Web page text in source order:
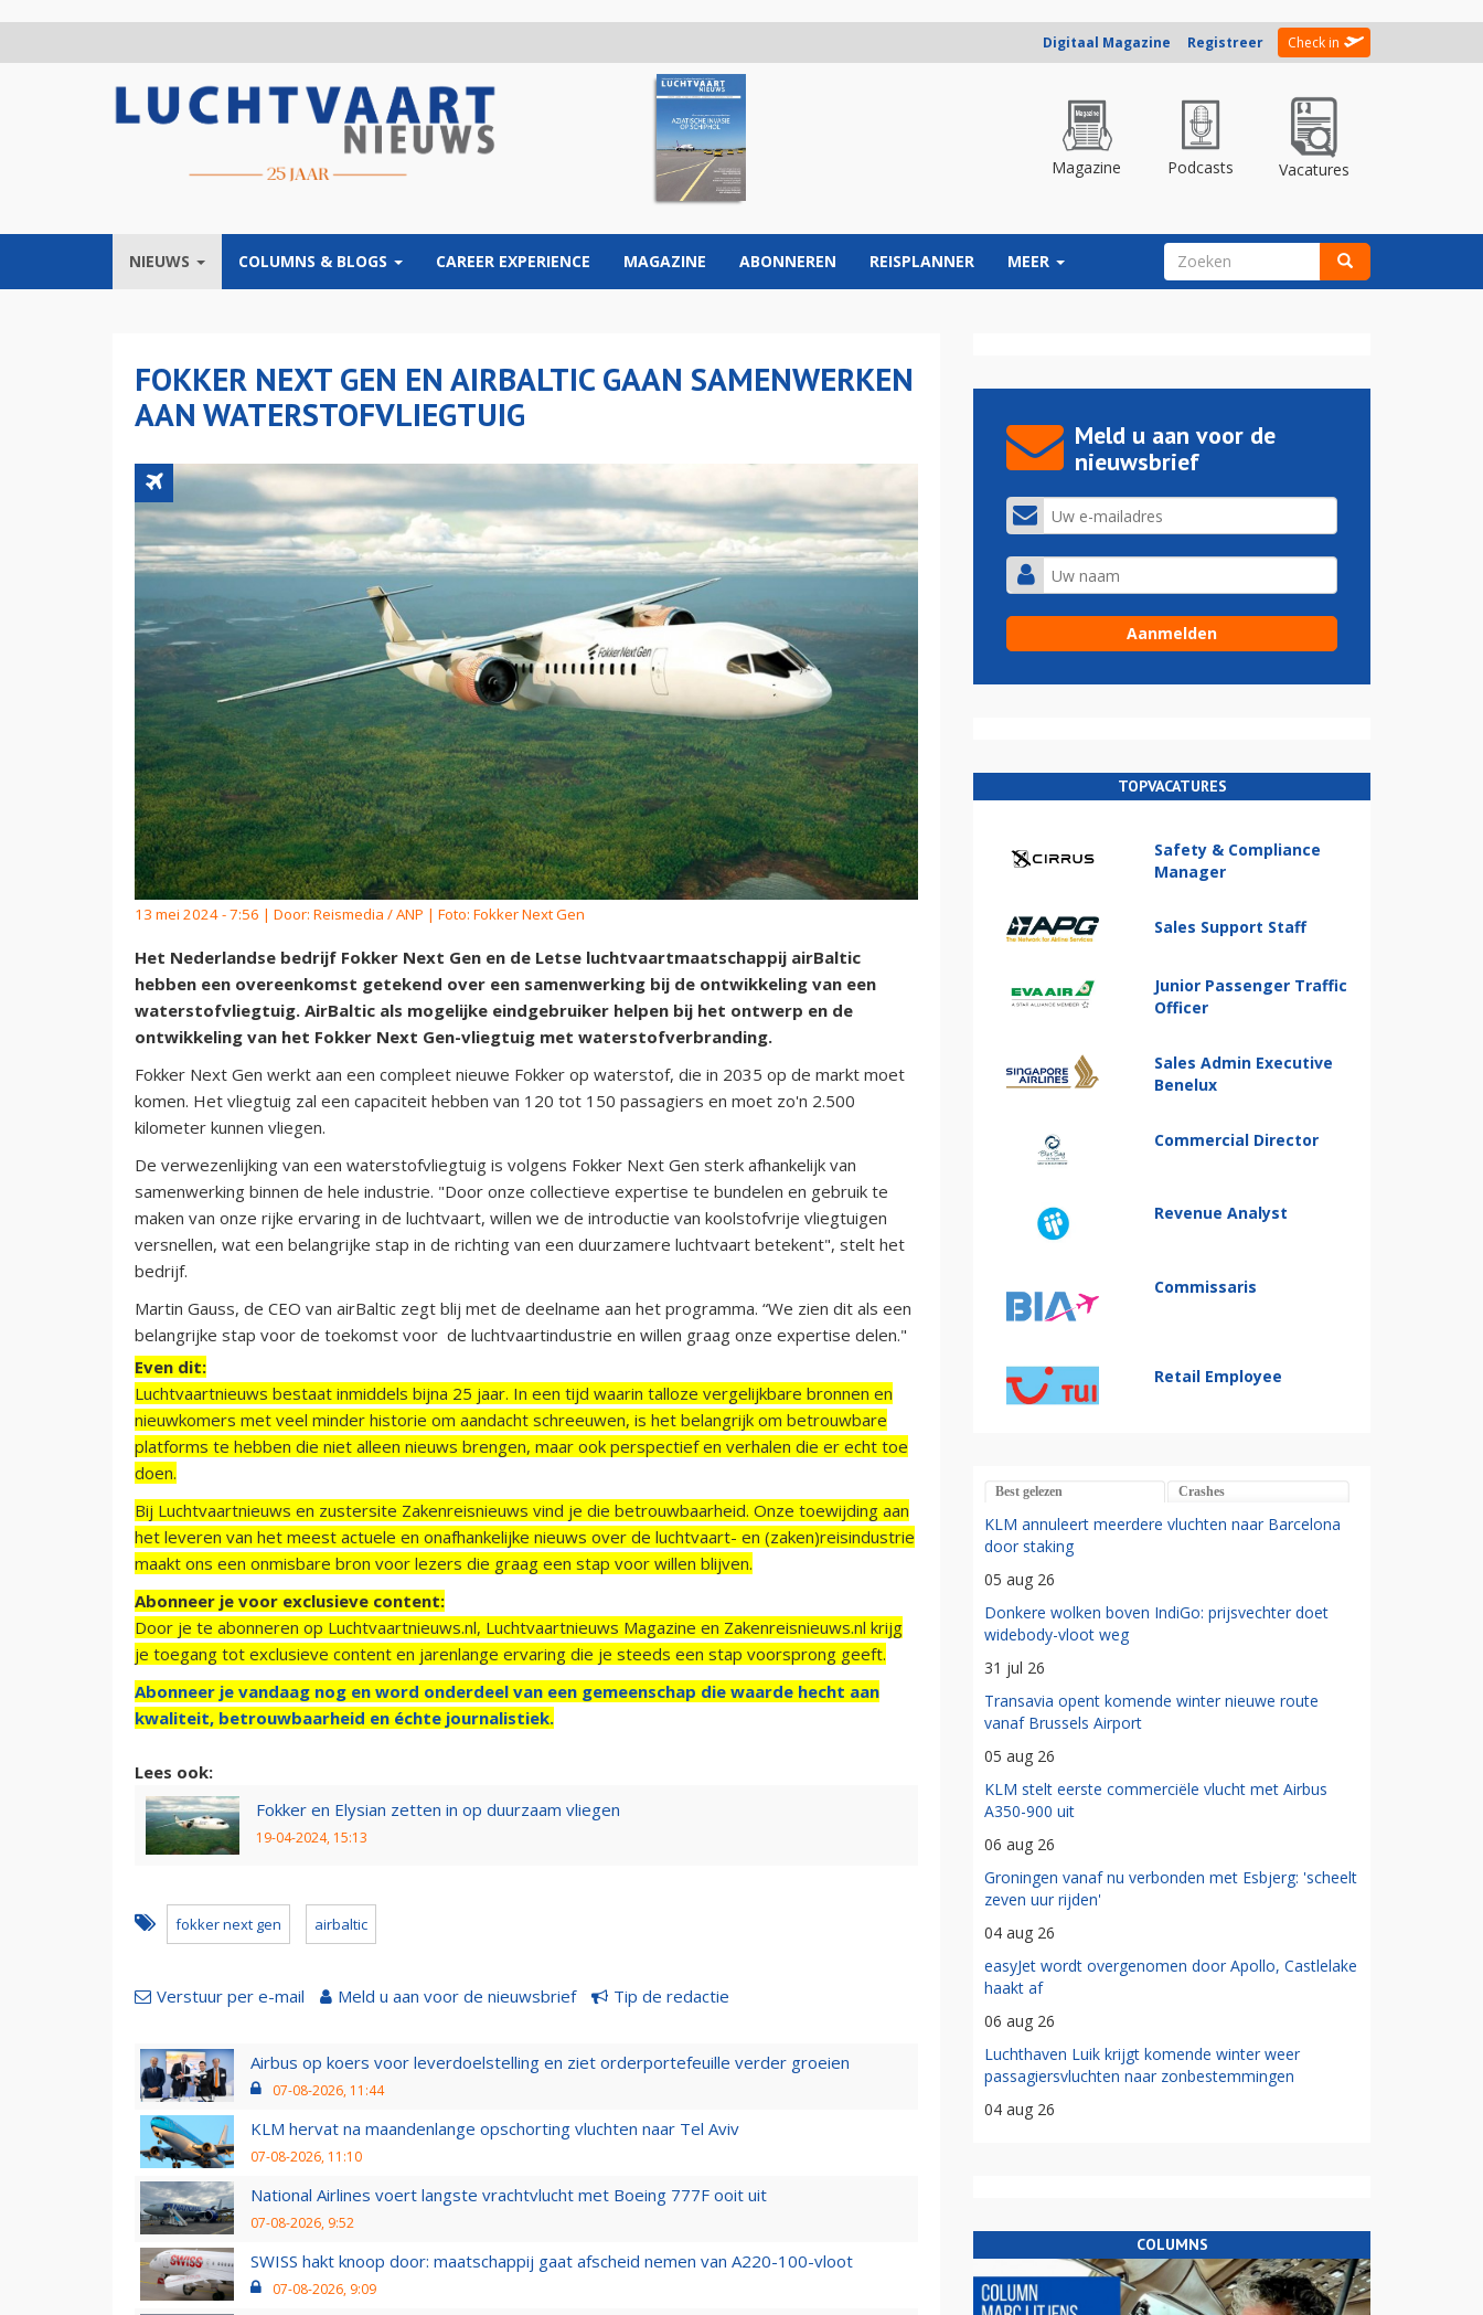
Digitaal Magazine Registreer Check in
Magazine Podcasts Vacatures
NIEUWS COLUMNS & BLOGS CAREER EXPERIENCE MAGAZINE ABONNEREN REISPLANNER MEER ZOEKVELD
FOKKER NEXT GEN EN AIRBALTIC GAAN SAMENWERKEN
AAN WATERSTOFVLIEGTUIG
13 mei 2024 - 7:56 | Door: Reismedia / ANP | Foto: Fokker Next Gen
Het Nederlandse bedrijf Fokker Next Gen en de Letse luchtvaartmaatschappij airBaltic
hebben een overeenkomst getekend over een samenwerking bij de ontwikkeling van een
waterstofvliegtuig. AirBaltic als mogelijke eindgebruiker helpen bij het ontwerp en de
ontwikkeling van het Fokker Next Gen-vliegtuig met waterstofverbranding.
Fokker Next Gen werkt aan een compleet nieuwe Fokker op waterstof, die in 2035 op de markt moet
komen. Het vliegtuig zal een capaciteit hebben van 120 tot 150 passagiers en moet zo'n 2.500
kilometer kunnen vliegen.
De verwezenlijking van een waterstofvliegtuig is volgens Fokker Next Gen sterk afhankelijk van
samenwerking binnen de hele industrie. "Door onze collectieve expertise te bundelen en gebruik te
maken van onze rijke ervaring in de luchtvaart, willen we de introductie van koolstofvrije vliegtuigen
versnellen, wat een belangrijke stap in de richting van een duurzamere luchtvaart betekent", stelt het
bedrijf.
Martin Gauss, de CEO van airBaltic zegt blij met de deelname aan het programma. “We zien dit als een
belangrijke stap voor de toekomst voor de luchtvaartindustrie en willen graag onze expertise delen."
Even dit:
Luchtvaartnieuws bestaat inmiddels bijna 25 jaar. In een tijd waarin talloze vergelijkbare bronnen en
nieuwkomers met veel minder historie om aandacht schreeuwen, is het belangrijk om betrouwbare
platforms te hebben die niet alleen nieuws brengen, maar ook perspectief en verhalen die er echt toe
doen.
Bij Luchtvaartnieuws en zustersite Zakenreisnieuws vind je die betrouwbaarheid. Onze toewijding aan
het leveren van het meest actuele en onafhankelijke nieuws over de luchtvaart- en (zaken)reisindustrie
maakt ons een onmisbare bron voor lezers die graag een stap voor willen blijven.
Abonneer je voor exclusieve content:
Door je te abonneren op Luchtvaartnieuws.nl, Luchtvaartnieuws Magazine en Zakenreisnieuws.nl krijg
je toegang tot exclusieve content en jarenlange ervaring die je steeds een stap voorsprong geeft.
Abonneer je vandaag nog en word onderdeel van een gemeenschap die waarde hecht aan
kwaliteit, betrouwbaarheid en échte journalistiek.
Lees ook:
Fokker en Elysian zetten in op duurzaam vliegen
19-04-2024, 15:13
fokker next gen airbaltic
Verstuur per e-mail Meld u aan voor de nieuwsbrief Tip de redactie
Airbus op koers voor leverdoelstelling en ziet orderportefeuille verder groeien
07-08-2026, 11:44
KLM hervat na maandenlange opschorting vluchten naar Tel Aviv
07-08-2026, 11:10
National Airlines voert langste vrachtvlucht met Boeing 777F ooit uit
07-08-2026, 9:52
SWISS hakt knoop door: maatschappij gaat afscheid nemen van A220-100-vloot
07-08-2026, 9:09
Meld u aan voor de
nieuwsbrief
TOPVACATURES
Safety & Compliance
Manager
Sales Support Staff
Junior Passenger Traffic
Officer
Sales Admin Executive
Benelux
Commercial Director
Revenue Analyst
Commissaris
Retail Employee
Best gelezen Crashes
KLM annuleert meerdere vluchten naar Barcelona
door staking
05 aug 26
Donkere wolken boven IndiGo: prijsvechter doet
widebody-vloot weg
31 jul 26
Transavia opent komende winter nieuwe route
vanaf Brussels Airport
05 aug 26
KLM stelt eerste commerciële vlucht met Airbus
A350-900 uit
06 aug 26
Groningen vanaf nu verbonden met Esbjerg: 'scheelt
zeven uur rijden'
04 aug 26
easyJet wordt overgenomen door Apollo, Castlelake
haakt af
06 aug 26
Luchthaven Luik krijgt komende winter weer
passagiersvluchten naar zonbestemmingen
04 aug 26
COLUMNS